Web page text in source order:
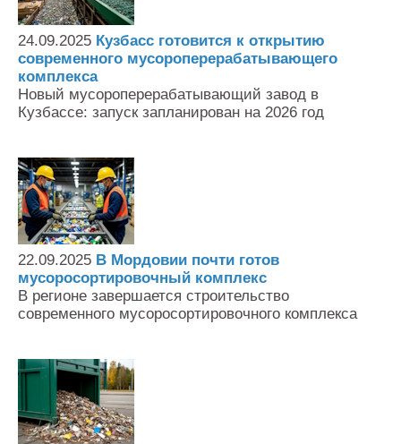
24.09.2025 Кузбасс готовится к открытию
современного мусороперерабатывающего
комплекса
Новый мусороперерабатывающий завод в
Кузбассе: запуск запланирован на 2026 год
22.09.2025 В Мордовии почти готов
мусоросортировочный комплекс
В регионе завершается строительство
современного мусоросортировочного комплекса